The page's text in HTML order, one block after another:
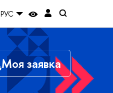
РУС
Моя заявка